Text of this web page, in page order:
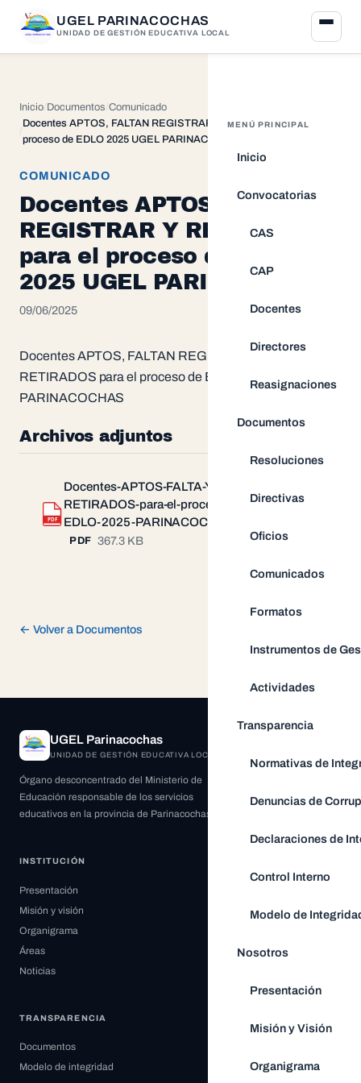
UGEL PARINACOCHAS
UNIDAD DE GESTIÓN EDUCATIVA LOCAL
MENÚ PRINCIPAL
Inicio
Convocatorias
CAS
CAP
Docentes
Directores
Reasignaciones
Documentos
Resoluciones
Directivas
Oficios
Comunicados
Formatos
Instrumentos de
Actividades
Transparencia
Normativas de
Denuncias de
Declaraciones de
Control Interno
Modelo de
Nosotros
Presentación
Misión y Visión
Organigrama
Inicio Documentos Comunicado
Docentes APTOS, FALTAN REGISTRAR Y RETIRADOS para el
proceso de EDLO 2025 UGEL PARINACOCHAS
COMUNICADO
Docentes APTOS, FALTAN
REGISTRAR Y RETIRADOS
para el proceso de EDLO
2025 UGEL PARINACOCHAS
09/06/2025
Docentes APTOS, FALTAN REGISTRAR Y
RETIRADOS para el proceso de EDLO 2025 UGEL
PARINACOCHAS
Archivos adjuntos
PDF
Docentes-APTOS-FALTA-Y-
RETIRADOS-para-el-proceso-de-
EDLO-2025-PARINACOCHAS.pdf
PDF 367.3 KB
← Volver a Documentos
UGEL Parinacochas
UNIDAD DE GESTIÓN EDUCATIVA LOCAL
Órgano desconcentrado del Ministerio de
Educación responsable de los servicios
educativos en la provincia de Parinacochas.
INSTITUCIÓN
Presentación
Misión y visión
Organigrama
Áreas
Noticias
TRANSPARENCIA
Documentos
Modelo de integridad